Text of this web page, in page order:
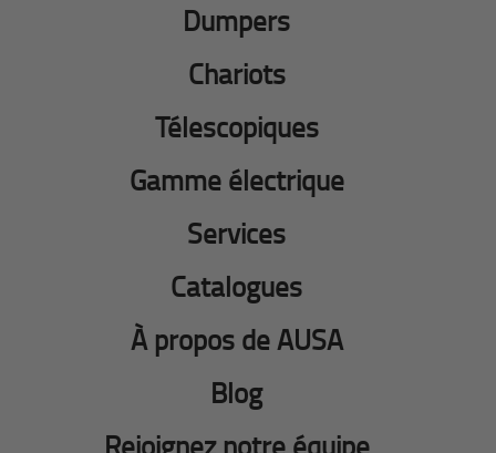
Dumpers
Chariots
Télescopiques
Gamme électrique
Services
Catalogues
À propos de AUSA
Blog